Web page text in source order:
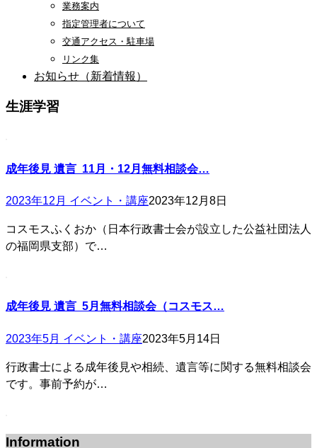
業務案内
指定管理者について
交通アクセス・駐車場
リンク集
お知らせ（新着情報）
生涯学習
成年後見 遺言 11月・12月無料相談会…
2023年12月 イベント・講座2023年12月8日
コスモスふくおか（日本行政書士会が設立した公益社団法人
の福岡県支部）で…
成年後見 遺言 5月無料相談会（コスモス…
2023年5月 イベント・講座2023年5月14日
行政書士による成年後見や相続、遺言等に関する無料相談会
です。事前予約が…
Information